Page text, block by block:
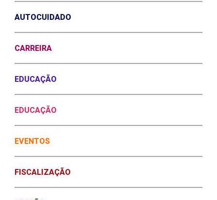
AUTOCUIDADO
CARREIRA
EDUCAÇÃO
EDUCAÇÃO
EVENTOS
FISCALIZAÇÃO